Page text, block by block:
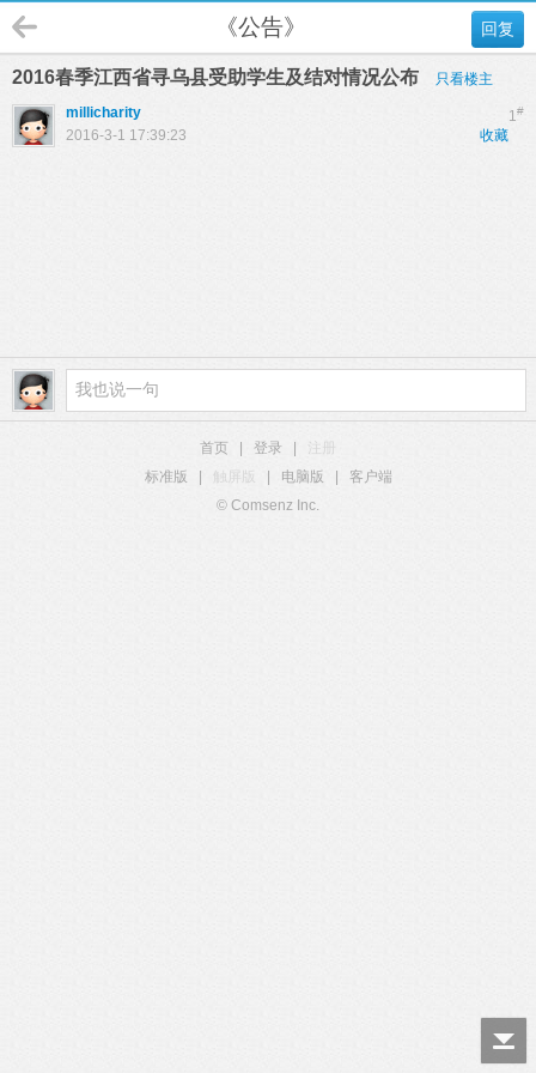
回复
《公告》
2016春季江西省寻乌县受助学生及结对情况公布 只看楼主
1#
millicharity
收藏
2016-3-1 17:39:23
首页 登录
标准版
触屏版 电脑版
客户端
© Comsenz Inc.